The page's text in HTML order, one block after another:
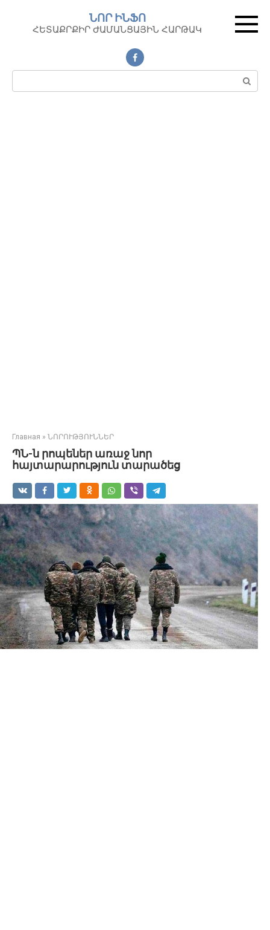
контенту
ՆՈՐ ԻՆՖՈ
ՀԵՏԱՔՐՔԻՐ ԺԱՄԱՆՑԱՅԻՆ ՀԱՐԹԱԿ
Поиск:
Главная » ՆՈՐՈՒԹՅՈՒՆՆԵՐ
ՊՆ-ն րոպեներ առաջ նոր
հայտարարություն տարածեց